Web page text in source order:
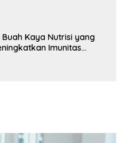
Kaya Nutrisi yang
Imunitas